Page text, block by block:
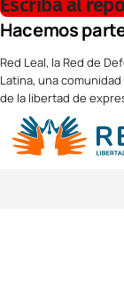
Hacemos
Red Leal, la Red de
Latina, una
de la libertad de